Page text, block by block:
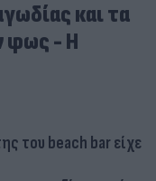
και τα
φως - Η
του beach bar είχε